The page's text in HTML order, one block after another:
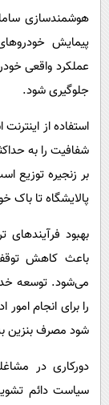
هوشمندسازی
پیمایش
عملکرد واقعی
جلوگیری شود.
استفاده از
شفافیت را به
بر زنجیره توزیع
پالایشگاه تا باک
بهبود فرآیندهای
باعث کاهش
می‌شود. توسعه
را برای انجام
شود مصرف بنزین
دورکاری در
سیاست دائم